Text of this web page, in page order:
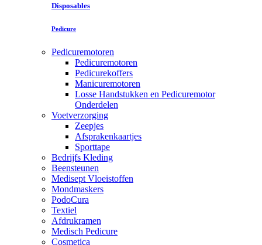
Disposables
Pedicure
Pedicuremotoren
Pedicuremotoren
Pedicurekoffers
Manicuremotoren
Losse Handstukken en Pedicuremotor
Onderdelen
Voetverzorging
Zeepjes
Afsprakenkaartjes
Sporttape
Bedrijfs Kleding
Beensteunen
Medisept Vloeistoffen
Mondmaskers
PodoCura
Textiel
Afdrukramen
Medisch Pedicure
Cosmetica